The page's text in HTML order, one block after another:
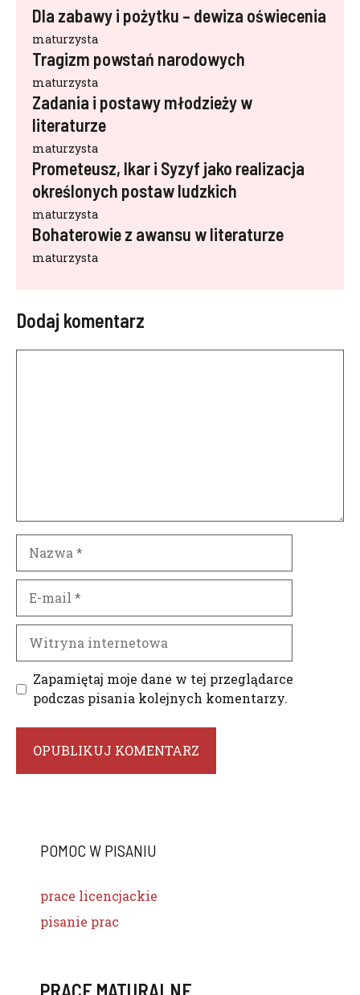
Dla zabawy i pożytku – dewiza oświecenia
maturzysta
Tragizm powstań narodowych
maturzysta
Zadania i postawy młodzieży w
literaturze
maturzysta
Prometeusz, Ikar i Syzyf jako realizacja
określonych postaw ludzkich
maturzysta
Bohaterowie z awansu w literaturze
maturzysta
Dodaj komentarz
mail
internetowa
Zapamiętaj moje dane w tej przeglądarce
podczas pisania kolejnych komentarzy.
POMOC W PISANIU
prace licencjackie
pisanie prac